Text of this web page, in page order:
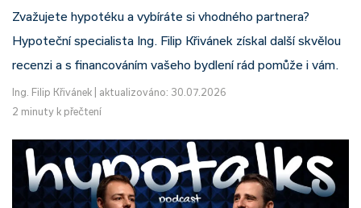
Zvažujete hypotéku a vybíráte si vhodného partnera?
Hypoteční specialista Ing. Filip Křivánek získal další skvělou
recenzi a s financováním vašeho bydlení rád pomůže i vám.
Ing. Filip Křivánek
aktualizováno: 30.07.2026
2 minuty k přečtení